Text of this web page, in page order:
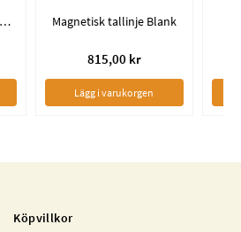
Tallinje Bord -50 till +50 / 5-pack Magnetisk tallinje Blank
815,00 kr
Lägg i varukorgen
Köpvillkor